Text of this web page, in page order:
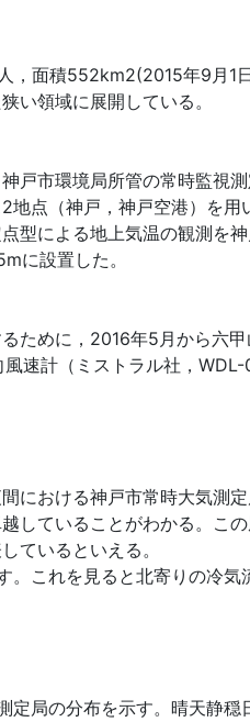
面積552km2(2015年9月1
い領域に展開している。
戸市環境局所管の常時監視
点（神戸，神戸空港）を用
型による地上気温の観測を
に設置した。
ために，2016年5月から六
速計（ミストラル社，WDL-
における神戸市常時大気測
していることがわかる。こ
ているといえる。
これを見ると北寄りの冷
局の分布を示す。晴天静